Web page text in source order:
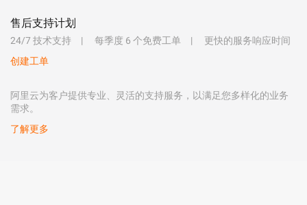
售后支持计划
24/7 技术支持 每季度 6 个免费工单
更快的服务响应时间
创建工单
阿里云为客户提供专业、灵活的支持服务，以满足您多样化的业务
需求。
了解更多